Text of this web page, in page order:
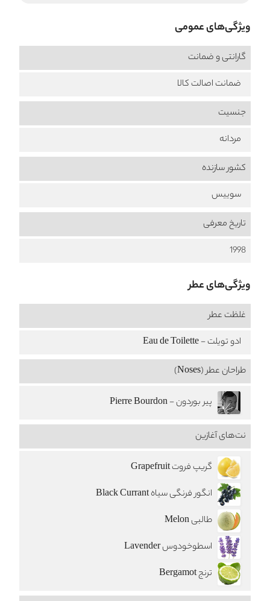
ویژگی‌های عمومی
گارانتی و ضمانت
ضمانت اصالت کالا
جنسیت
مردانه
کشور سازنده
سوییس
تاریخ معرفی
1998
ویژگی‌های عطر
غلظت عطر
ادو تویلت - Eau de Toilette
طراحان عطر (Noses)
پیر بوردون - Pierre Bourdon
نت‌های آغازین
گریپ فروت Grapefruit
انگور فرنگی سیاه Black Currant
طالبی Melon
اسطوخودوس Lavender
ترنج Bergamot